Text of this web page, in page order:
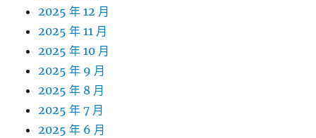
2025 年 12 月
2025 年 11 月
2025 年 10 月
2025 年 9 月
2025 年 8 月
2025 年 7 月
2025 年 6 月